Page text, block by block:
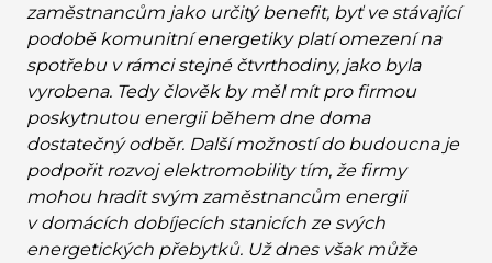
zaměstnancům jako určitý benefit, byť ve stávající
podobě komunitní energetiky platí omezení na
spotřebu v rámci stejné čtvrthodiny, jako byla
vyrobena. Tedy člověk by měl mít pro firmou
poskytnutou energii během dne doma
dostatečný odběr. Další možností do budoucna je
podpořit rozvoj elektromobility tím, že firmy
mohou hradit svým zaměstnancům energii
v domácích dobíjecích stanicích ze svých
energetických přebytků. Už dnes však může